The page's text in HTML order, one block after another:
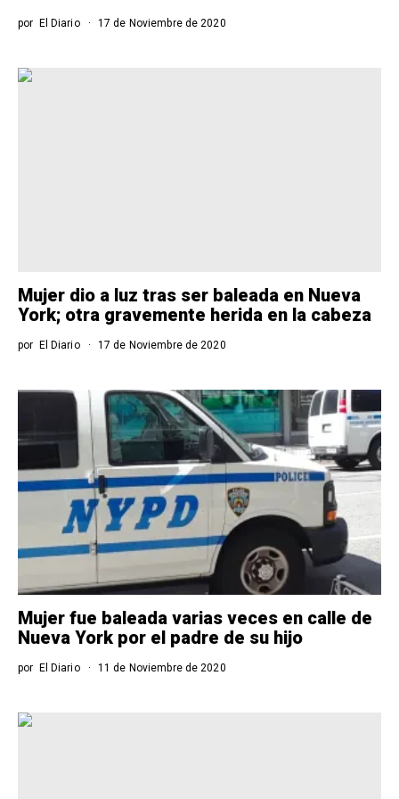
por El Diario 17 de Noviembre de 2020
Mujer dio a luz tras ser baleada en Nueva
York; otra gravemente herida en la cabeza
por El Diario 17 de Noviembre de 2020
Mujer fue baleada varias veces en calle de
Nueva York por el padre de su hijo
por El Diario 11 de Noviembre de 2020